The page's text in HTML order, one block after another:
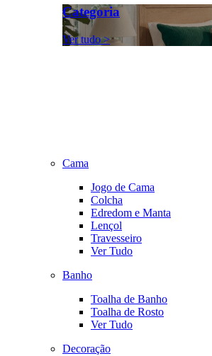
Categoria
Ver tudo >
Cama
Jogo de Cama
Colcha
Edredom e Manta
Lençol
Travesseiro
Ver Tudo
Banho
Toalha de Banho
Toalha de Rosto
Ver Tudo
Decoração